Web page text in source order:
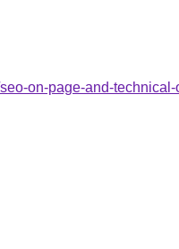
on-page-and-